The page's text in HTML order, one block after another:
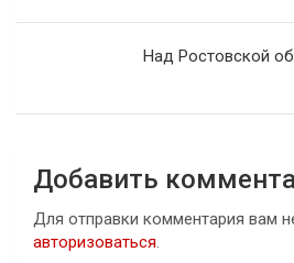
записям
Над Ростовской
Добавить
Для отправки комментария вам
авторизоваться